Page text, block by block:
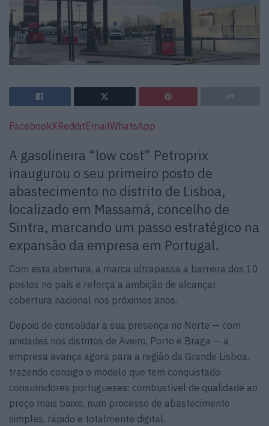
FacebookXRedditEmailWhatsApp
A gasolineira “low cost” Petroprix
inaugurou o seu primeiro posto de
abastecimento no distrito de Lisboa,
localizado em Massamá, concelho de
Sintra, marcando um passo estratégico na
expansão da empresa em Portugal.
Com esta abertura, a marca ultrapassa a barreira dos 10
postos no país e reforça a ambição de alcançar
cobertura nacional nos próximos anos.
Depois de consolidar a sua presença no Norte — com
unidades nos distritos de Aveiro, Porto e Braga — a
empresa avança agora para a região da Grande Lisboa,
trazendo consigo o modelo que tem conquistado
consumidores portugueses: combustível de qualidade ao
preço mais baixo, num processo de abastecimento
simples, rápido e totalmente digital.